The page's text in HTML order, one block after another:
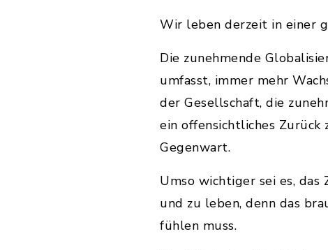
Wir leben derzeit in einer
Die zunehmende
umfasst, immer mehr
der Gesellschaft, die
ein offensichtliches Zurück
Gegenwart.
Umso wichtiger sei es,
und zu leben, denn das
fühlen muss.